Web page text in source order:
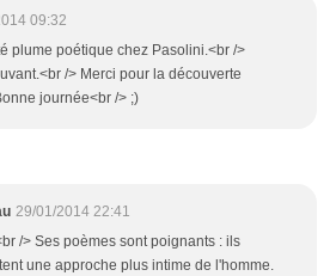
09:32
plume poétique chez Pasolini.<br />
/> Merci pour la découverte
journée<br /> ;)
29/01/2014 22:41
/> Ses poèmes sont poignants : ils
une approche plus intime de l'homme.